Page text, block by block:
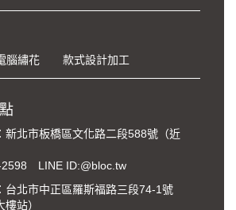
腦繡花 款式設計加工
新北市板橋區文化路二段588號（近
LINE ID:@bloc.tw
台北市中正區羅斯福路三段74-1號
樓站）